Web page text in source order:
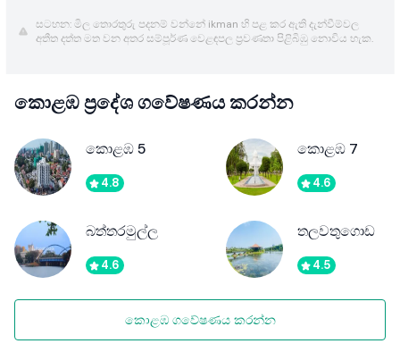
සටහන: මිල තොරතුරු පදනම් වන්නේ ikman හි පළ කර ඇති දැන්වීම්වල
අතීත දත්ත මත වන අතර සම්පූර්ණ වෙළඳපල ප්‍රවණතා පිළිබිඹු නොවිය හැක.
කොළඹ ප්‍රදේශ ගවේෂණය කරන්න
කොළඹ 5
4.8
කොළඹ 7
4.6
බත්තරමුල්ල
4.6
තලවතුගොඩ
4.5
කොළඹ ගවේෂණය කරන්න